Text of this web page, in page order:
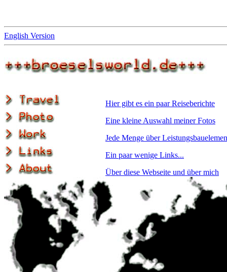
English Version
Hier gibt es ein paar Reiseberichte
Eine kleine Auswahl meiner Fotos
Jede Menge über
Ein paar wenige Links...
Über diese Webseite und über mich